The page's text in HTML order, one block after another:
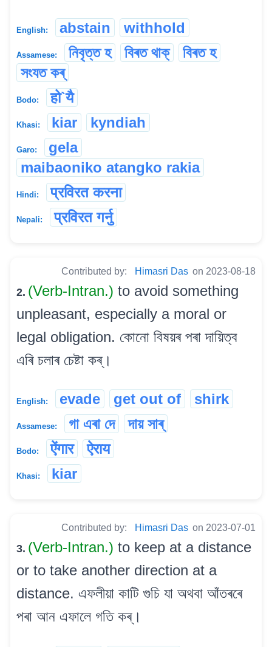
English: abstain withhold
Assamese: নিবৃত্ত হ বিৰত থাক্
বিৰত হ
সংযত কৰ্
Bodo: हो`यै
Khasi: kiar kyndiah
Garo:
gela
maibaoniko atangko rakia
Hindi: प्रविरत करना
Nepali: प्रविरत गर्नु
Contributed by: Himasri Das on 2023-08-18
2. (Verb-Intran.) to avoid something
unpleasant, especially a moral or
legal obligation. কোনো বিষয়ৰ পৰা দায়িত্ব
এৰি চলাৰ চেষ্টা কৰ্।
English: evade get out of shirk
Assamese: গা এৰা দে দায় সাৰ্
Bodo: ऐंगार ऐराय
Khasi: kiar
Contributed by: Himasri Das on 2023-07-01
3. (Verb-Intran.) to keep at a distance
or to take another direction at a
distance. এফলীয়া কাটি গুচি যা অথবা আঁতৰৰে
পৰা আন এফালে গতি কৰ্।